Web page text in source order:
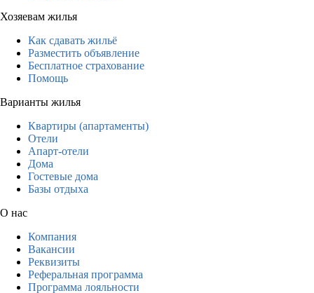
Хозяевам жилья
Как сдавать жильё
Разместить объявление
Бесплатное страхование
Помощь
Варианты жилья
Квартиры (апартаменты)
Отели
Апарт-отели
Дома
Гостевые дома
Базы отдыха
О нас
Компания
Вакансии
Реквизиты
Реферальная программа
Программа лояльности